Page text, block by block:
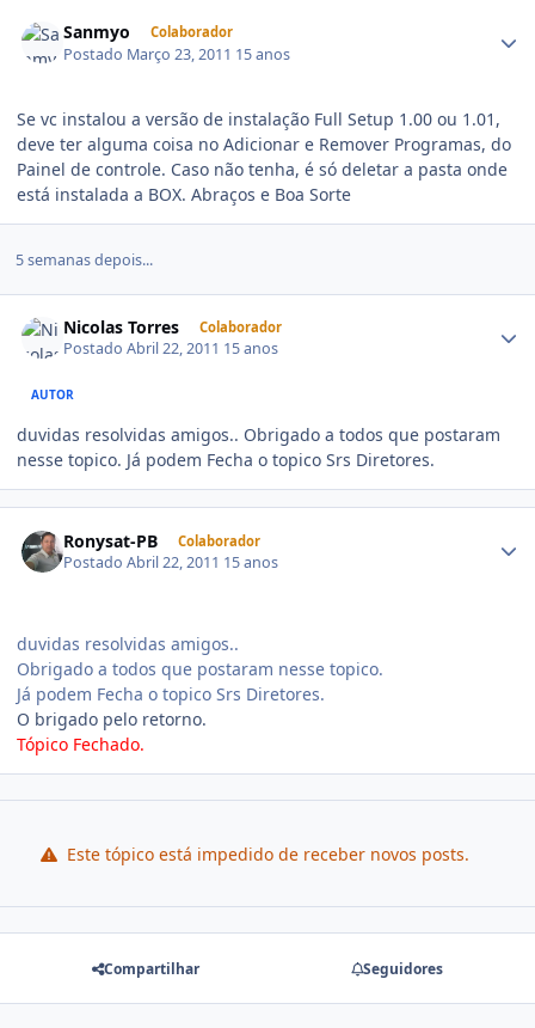
Sanmyo Colaborador
Postado Março 23, 2011 15 anos
Se vc instalou a versão de instalação Full Setup 1.00 ou 1.01,
deve ter alguma coisa no Adicionar e Remover Programas, do
Painel de controle. Caso não tenha, é só deletar a pasta onde
está instalada a BOX. Abraços e Boa Sorte
5 semanas depois...
Nicolas Torres Colaborador
PostadoAbril 22, 2011 15 anos
AUTOR
duvidas resolvidas amigos.. Obrigado a todos que postaram
nesse topico. Já podem Fecha o topico Srs Diretores.
Ronysat-PB Colaborador
PostadoAbril 22, 2011 15 anos
duvidas resolvidas amigos..
Obrigado a todos que postaram nesse topico.
Já podem Fecha o topico Srs Diretores.
O brigado pelo retorno.
Tópico Fechado.
Este tópico está impedido de receber novos posts.
Compartilhar Seguidores